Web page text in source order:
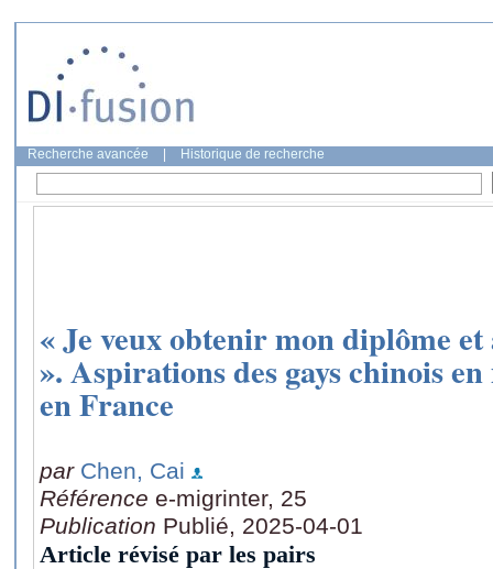
Recherche avancée Historique de recherche
« Je veux obtenir mon diplôme
». Aspirations des gays chinois
en France
par Chen, Cai
Référence e-migrinter, 25
Publication Publié, 2025-04-01
Article révisé par les pairs